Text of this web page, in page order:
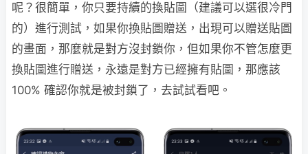
呢？很簡單，你只要持續的換貼圖（建議可以選很冷門
的）進行測試，如果你換貼圖贈送，出現可以贈送貼圖
的畫面，那麼就是對方沒封鎖你，但如果你不管怎麼更
換貼圖進行贈送，永遠是對方已經擁有貼圖，那應該
100% 確認你就是被封鎖了，去試試看吧。